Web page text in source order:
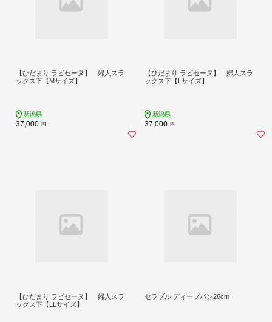
【ひだまり ラビセーヌ】 婦人スラ
ックス下【Mサイズ】
新潟県
37,000 円
【ひだまり ラビセーヌ】 婦人スラ
ックス下【Lサイズ】
新潟県
37,000 円
【ひだまり ラビセーヌ】 婦人スラ
ックス下【LLサイズ】
セラブル ディープパン26cm